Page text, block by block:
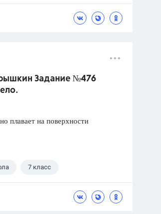
Задание №476
плавает на поверхности
7 класс